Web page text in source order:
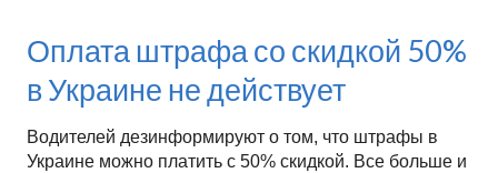
Оплата штрафа со скидкой 50%
в Украине не действует
Водителей дезинформируют о том, что штрафы в
Украине можно платить с 50% скидкой. Все больше и